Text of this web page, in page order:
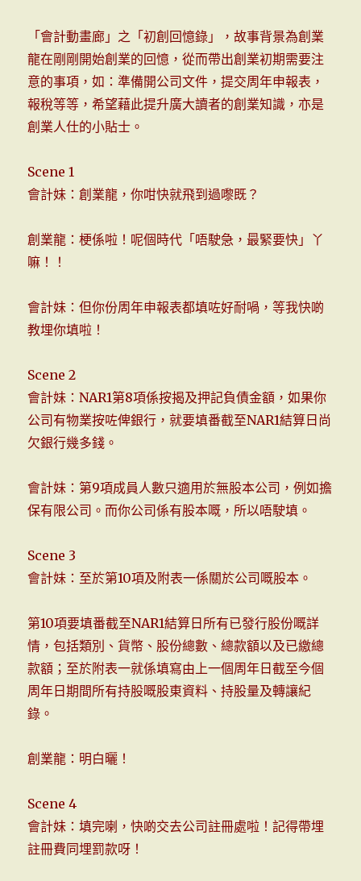
「會計動畫廊」之「初創回憶錄」，故事背景為創業
龍在剛剛開始創業的回憶，從而帶出創業初期需要注
意的事項，如：準備開公司文件，提交周年申報表，
報稅等等，希望藉此提升廣大讀者的創業知識，亦是
創業人仕的小貼士。
Scene 1
會計妹：創業龍，你咁快就飛到過嚟既？
創業龍：梗係啦！呢個時代「唔駛急，最緊要快」丫
嘛！！
會計妹：但你份周年申報表都填咗好耐喎，等我快啲
教埋你填啦！
Scene 2
會計妹：NAR1第8項係按揭及押記負債金額，如果你
公司有物業按咗俾銀行，就要填番截至NAR1結算日尚
欠銀行幾多錢。
會計妹：第9項成員人數只適用於無股本公司，例如擔
保有限公司。而你公司係有股本嘅，所以唔駛填。
Scene 3
會計妹：至於第10項及附表一係關於公司嘅股本。
第10項要填番截至NAR1結算日所有已發行股份嘅詳
情，包括類別、貨幣、股份總數、總款額以及已繳總
款額；至於附表一就係填寫由上一個周年日截至今個
周年日期間所有持股嘅股東資料、持股量及轉讓紀
錄。
創業龍：明白曬！
Scene 4
會計妹：填完喇，快啲交去公司註冊處啦！記得帶埋
註冊費同埋罰款呀！